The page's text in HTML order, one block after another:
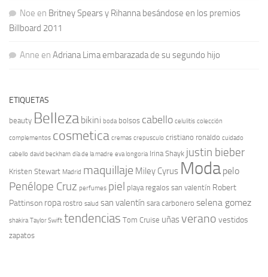
Noe en Britney Spears y Rihanna besándose en los premios
Billboard 2011
Anne en Adriana Lima embarazada de su segundo hijo
ETIQUETAS
beauty Belleza bikini boda bolsos cabello celulitis colección
complementos cosmetica cremas crepusculo cristiano ronaldo cuidado
cabello david beckham día de la madre eva longoria Irina Shayk justin bieber
Kristen Stewart Madrid maquillaje Miley Cyrus Moda pelo
Penélope Cruz perfumes piel playa regalos san valentín Robert
Pattinson ropa rostro salud san valentín sara carbonero selena gomez
shakira Taylor Swift tendencias Tom Cruise uñasverano vestidos
zapatos